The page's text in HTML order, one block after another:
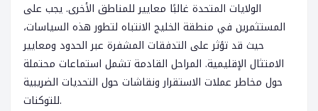
الولايات المتحدة غالبًا معايير للمناطق الأخرى. يجب على
المستثمرين في منطقة الخليج الانتباه لتطور هذه السياسات،
حيث قد تؤثر على التدفقات المشفرة عبر الحدود ومعايير
الامتثال الإقليمية. المراحل القادمة تشمل استماعات محتملة
حول مخاطر عملات الاستقرار ونقاشات حول التحديات الضريبية
للتوكنات.